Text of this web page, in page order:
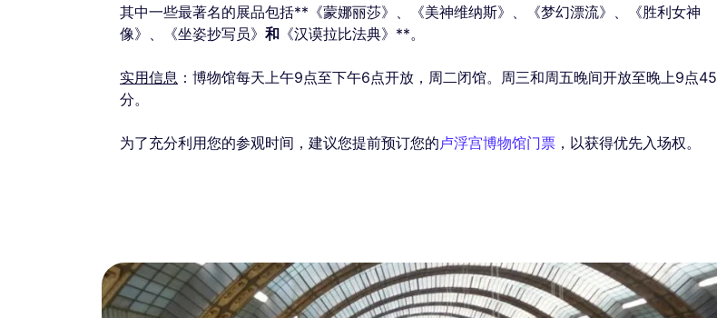
其中一些最著名的展品包括**《蒙娜丽莎》、《美神维纳斯》、《梦幻漂流》、《胜利女神
像》、《坐姿抄写员》 和 《汉谟拉比法典》**。
实用信息 ：博物馆每天上午9点至下午6点开放，周二闭馆。周三和周五晚间开放至晚上9点45
分。
为了充分利用您的参观时间，建议您提前预订您的卢浮宫博物馆门票 ，以获得优先入场权。